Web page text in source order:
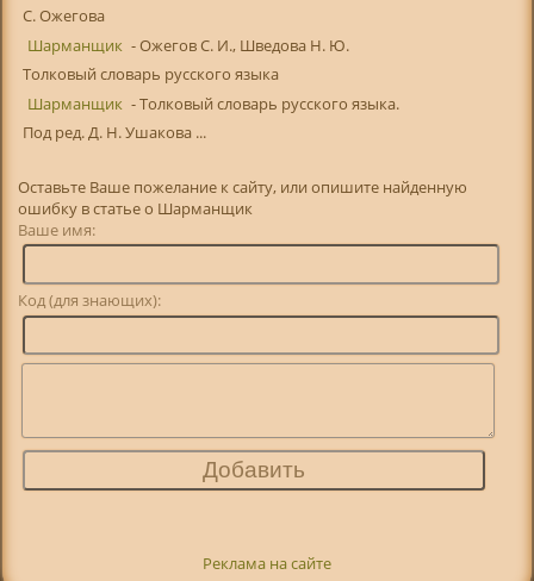
С. Ожегова
Шарманщик - Ожегов С. И., Шведова Н. Ю.
Толковый словарь русского языка
Шарманщик - Толковый словарь русского языка.
Под ред. Д. Н. Ушакова ...
Оставьте Ваше пожелание к сайту, или опишите найденную
ошибку в статье о Шарманщик
Ваше имя:
Код (для знающих):
Реклама на сайте